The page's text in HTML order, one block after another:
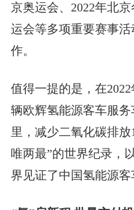
京奥运会、2022年北
运会等多项重要赛事
作。
值得一提的是，在
辆欧辉氢能源客车服
里，减少二氧化碳排
唯两最”的世界纪录，
界见证了中国氢能源客